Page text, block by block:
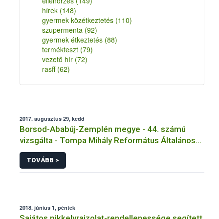
hírek (148)
gyermek közétkeztetés (110)
szupermenta (92)
gyermek étkeztetés (88)
termékteszt (79)
vezető hír (72)
rasff (62)
2017. augusztus 29, kedd
Borsod-Ababúj-Zemplén megye - 44. számú
vizsgálta - Tompa Mihály Református Általános
Iskola Tálalókonyha - Kazinczbarcika
TOVÁBB >
2018. június 1, péntek